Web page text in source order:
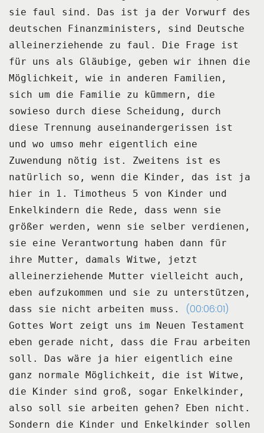
sie faul sind.
Das ist ja der Vorwurf des
deutschen Finanzministers, sind Deutsche
alleinerziehende zu faul.
Die Frage ist
für uns als Gläubige, geben wir ihnen die
Möglichkeit, wie in anderen
Familien,
sich um die Familie zu kümmern, die
sowieso durch diese Scheidung, durch
diese Trennung auseinandergerissen ist
und wo umso mehr eigentlich eine
Zuwendung nötig ist.
Zweitens ist es
natürlich so, wenn die Kinder, das ist ja
hier in 1.
Timotheus 5 von Kinder und
Enkelkindern die Rede, dass wenn sie
größer werden, wenn
sie selber verdienen,
sie eine Verantwortung haben dann für
ihre Mutter, damals Witwe,
jetzt
alleinerziehende Mutter vielleicht auch,
eben aufzukommen und sie zu unterstützen,
dass sie nicht arbeiten muss.
(00:06:01)
Gottes Wort zeigt uns im Neuen Testament
eben gerade nicht, dass die Frau arbeiten
soll.
Das wäre ja hier eigentlich eine
ganz normale Möglichkeit, die ist Witwe,
die Kinder sind
groß, sogar Enkelkinder,
also soll sie arbeiten gehen?
Eben nicht.
Sondern die Kinder und Enkelkinder sollen